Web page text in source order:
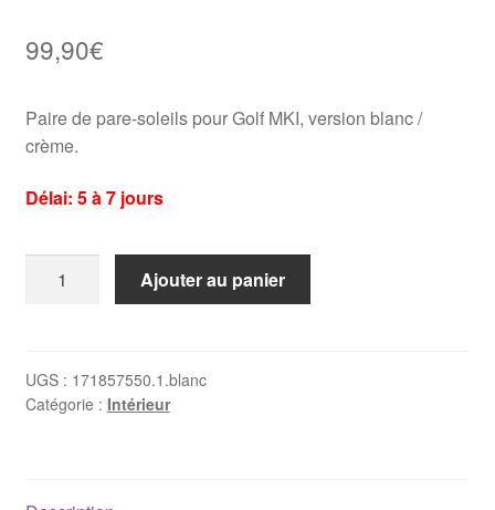
99,90€
Paire de pare-soleils pour Golf MKI, version blanc /
crème.
Délai: 5 à 7 jours
pare-
soleils
Ajouter au panier
UGS : 171857550.1.blanc
Catégorie : Intérieur